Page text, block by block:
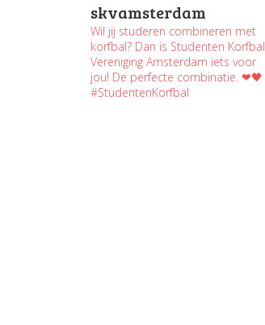
skvamsterdam
Wil jij studeren combineren met
korfbal? Dan is Studenten Korfbal
Vereniging Amsterdam iets voor
jou! De perfecte combinatie. ❤🖤
#StudentenKorfbal